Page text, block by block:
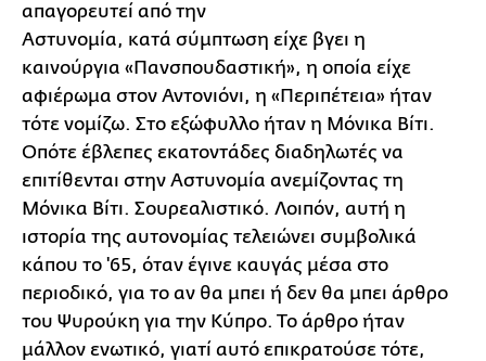
απαγορευτεί από την
Αστυνομία, κατά σύμπτωση είχε βγει η
καινούργια «Πανσπουδαστική», η οποία είχε
αφιέρωμα στον Αντονιόνι, η «Περιπέτεια» ήταν
τότε νομίζω. Στο εξώφυλλο ήταν η Μόνικα Βίτι.
Οπότε έβλεπες εκατοντάδες διαδηλωτές να
επιτίθενται στην Αστυνομία ανεμίζοντας τη
Μόνικα Βίτι. Σουρεαλιστικό. Λοιπόν, αυτή η
ιστορία της αυτονομίας τελειώνει συμβολικά
κάπου το '65, όταν έγινε καυγάς μέσα στο
περιοδικό, για το αν θα μπει ή δεν θα μπει άρθρο
του Ψυρούκη για την Κύπρο. Το άρθρο ήταν
μάλλον ενωτικό, γιατί αυτό επικρατούσε τότε,